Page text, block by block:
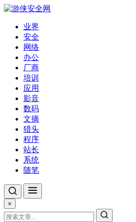
业界
安全
网络
办公
厂商
培训
应用
影音
数码
文摘
猎头
程序
站长
系统
随笔
×